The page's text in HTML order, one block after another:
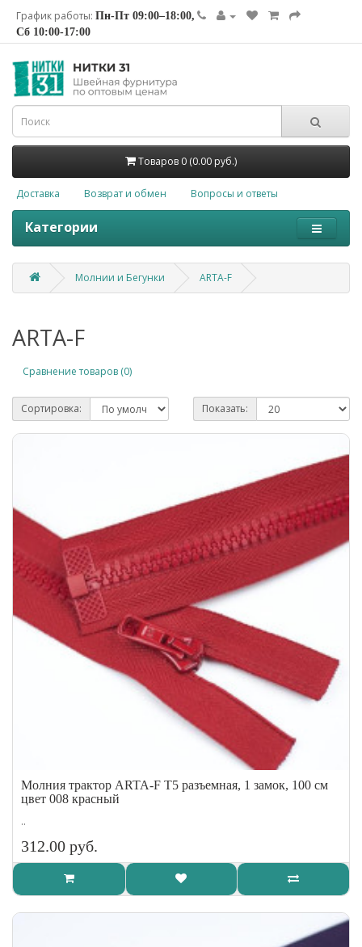
График работы: Пн-Пт 09:00–18:00,
Сб 10:00-17:00
Товаров 0 (0.00 руб.)
Доставка Возврат и обмен Вопросы и ответы
Категории
Молнии и Бегунки ARTA-F
ARTA-F
Сравнение товаров (0)
Сортировка: Показать:
Молния трактор ARTA-F Т5 разъемная, 1 замок, 100 см
цвет 008 красный
..
312.00 руб.